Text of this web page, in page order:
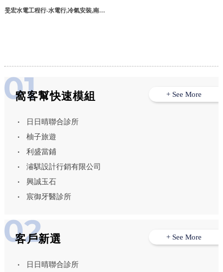
旻宏水電工程行-水電行,冷氣安裝,南投
窩客幫快速模組
日日晴聯合診所
柚子旅遊
利盛當鋪
濬騏設計行銷有限公司
興誠玉石
宸御牙醫診所
+ See More
客戶新選
日日晴聯合診所
+ See More